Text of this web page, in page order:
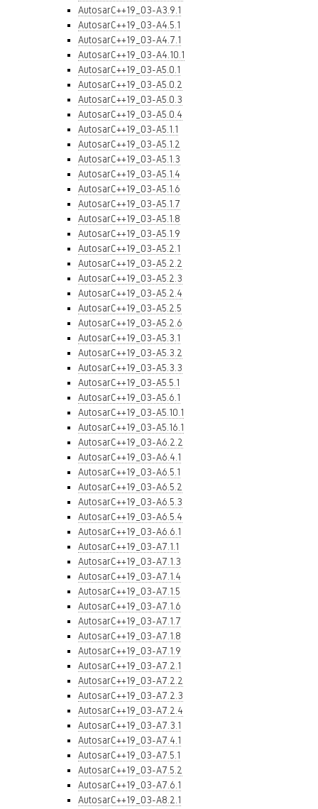
AutosarC++19_03-A3.9.1
AutosarC++19_03-A4.5.1
AutosarC++19_03-A4.7.1
AutosarC++19_03-A4.10.1
AutosarC++19_03-A5.0.1
AutosarC++19_03-A5.0.2
AutosarC++19_03-A5.0.3
AutosarC++19_03-A5.0.4
AutosarC++19_03-A5.1.1
AutosarC++19_03-A5.1.2
AutosarC++19_03-A5.1.3
AutosarC++19_03-A5.1.4
AutosarC++19_03-A5.1.6
AutosarC++19_03-A5.1.7
AutosarC++19_03-A5.1.8
AutosarC++19_03-A5.1.9
AutosarC++19_03-A5.2.1
AutosarC++19_03-A5.2.2
AutosarC++19_03-A5.2.3
AutosarC++19_03-A5.2.4
AutosarC++19_03-A5.2.5
AutosarC++19_03-A5.2.6
AutosarC++19_03-A5.3.1
AutosarC++19_03-A5.3.2
AutosarC++19_03-A5.3.3
AutosarC++19_03-A5.5.1
AutosarC++19_03-A5.6.1
AutosarC++19_03-A5.10.1
AutosarC++19_03-A5.16.1
AutosarC++19_03-A6.2.2
AutosarC++19_03-A6.4.1
AutosarC++19_03-A6.5.1
AutosarC++19_03-A6.5.2
AutosarC++19_03-A6.5.3
AutosarC++19_03-A6.5.4
AutosarC++19_03-A6.6.1
AutosarC++19_03-A7.1.1
AutosarC++19_03-A7.1.3
AutosarC++19_03-A7.1.4
AutosarC++19_03-A7.1.5
AutosarC++19_03-A7.1.6
AutosarC++19_03-A7.1.7
AutosarC++19_03-A7.1.8
AutosarC++19_03-A7.1.9
AutosarC++19_03-A7.2.1
AutosarC++19_03-A7.2.2
AutosarC++19_03-A7.2.3
AutosarC++19_03-A7.2.4
AutosarC++19_03-A7.3.1
AutosarC++19_03-A7.4.1
AutosarC++19_03-A7.5.1
AutosarC++19_03-A7.5.2
AutosarC++19_03-A7.6.1
AutosarC++19_03-A8.2.1